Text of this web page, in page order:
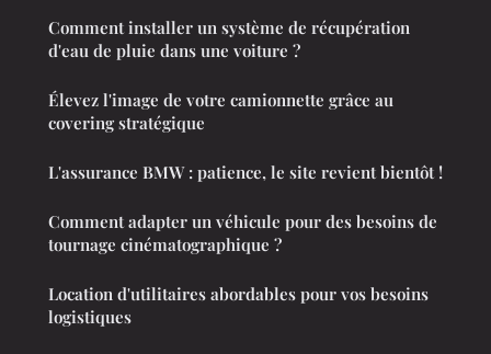
Comment installer un système de récupération
d'eau de pluie dans une voiture ?
Élevez l'image de votre camionnette grâce au
covering stratégique
L'assurance BMW : patience, le site revient bientôt !
Comment adapter un véhicule pour des besoins de
tournage cinématographique ?
Location d'utilitaires abordables pour vos besoins
logistiques